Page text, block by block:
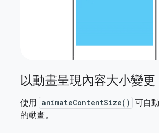
以動畫呈現內容大小變更
使用 animateContentSize() 可自
的動畫。